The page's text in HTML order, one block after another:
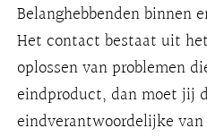
Belanghebbenden binnen
Het contact bestaat uit
oplossen van problemen
eindproduct, dan moet jij
eindverantwoordelijke